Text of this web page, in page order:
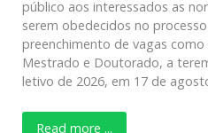
público aos interessados as
serem obedecidos no
preenchimento de vagas
Mestrado e Doutorado, a
letivo de 2026, em 17 de
Read more ...